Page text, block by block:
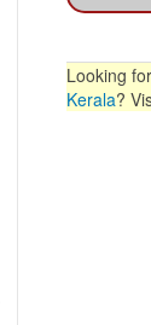
Looking
Kerala?